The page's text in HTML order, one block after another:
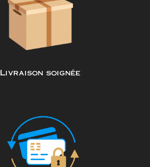
Livraison soignée